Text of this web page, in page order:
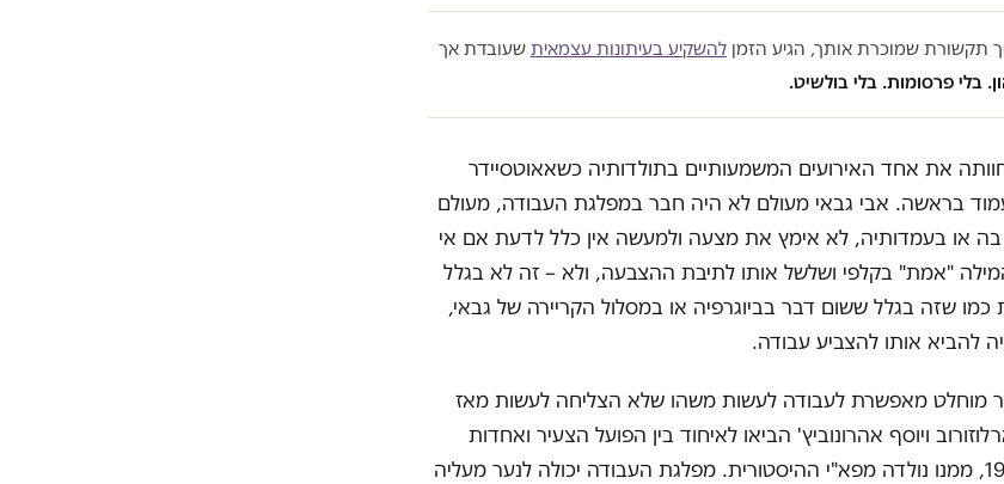
תקשורת שמוכרת אותך, הגיע הזמן להשקיע בעיתונות עצמאית שעובדת אך
בלי פרסומות. בלי בולשיט.
את אחד האירועים המשמעותיים בתולדותיה כשאאוטסיידר
בראשה. אבי גבאי מעולם לא היה חבר במפלגת העבודה, מעולם
או בעמדותיה, לא אימץ את מצעה ולמעשה אין כלל לדעת אם אי
"אמת" בקלפי ושלשל אותו לתיבת ההצבעה, ולא – זה לא בגלל
שזה בגלל ששום דבר בביוגרפיה או במסלול הקריירה של גבאי,
להביא אותו להצביע עבודה.
מוחלט מאפשרת לעבודה לעשות משהו שלא הצליחה לעשות מאז
ויוסף אהרונוביץ' הביאו לאיחוד בין הפועל הצעיר ואחדות
העבודה בתחילת 1930, ממנו נולדה מפא"י ההיסטורית. מפלגת העבודה יכולה לנער מעליה